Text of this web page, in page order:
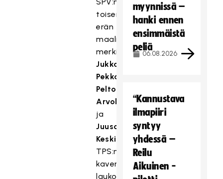
toisen
erän
maalit
merkittiin
Jukka-
Pekka
Pelto-
Arvolle
ja
Juuso
Keskiselle.
TPS:n
kavennuksen
laukoi
myynnissä –
hanki ennen
ensimmäistä
peliä
06.08.2026
“Kannustava
ilmapiiri
syntyy
yhdessä –
Reilu
Aikuinen -